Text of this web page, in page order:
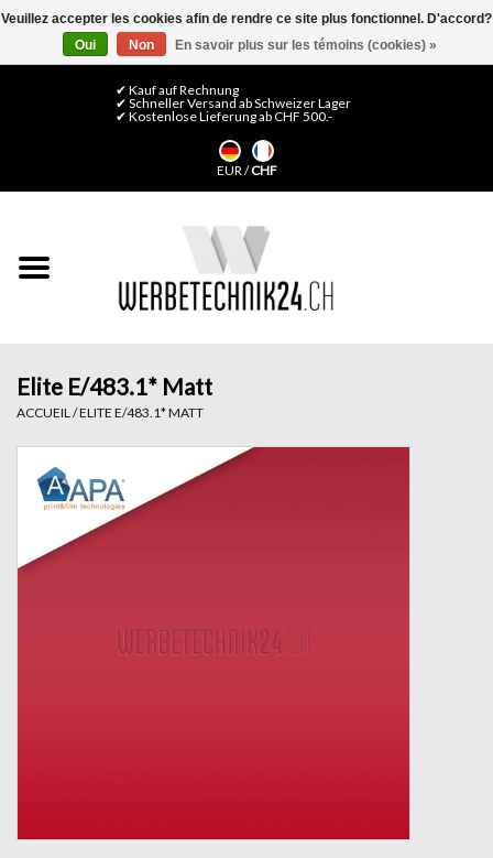
0 Articles - CHF 0,00
✔ Kauf auf Rechnung
✔ Schneller Versand ab Schweizer Lager
✔ Kostenlose Lieferung ab CHF 500.-
EUR/CHF
Films de décoration
Finitions & Montage
Outillage
Elite E/483.1* Matt
ACCUEIL /ELITE E/483.1* MATT
Veuillez accepter les cookies afin de rendre ce site plus fonctionnel. D'accord?
Oui
Non En savoir plus sur les témoins (cookies) »